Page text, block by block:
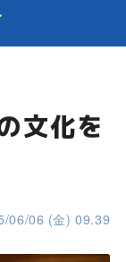
文化を
06/06 (金) 09.39